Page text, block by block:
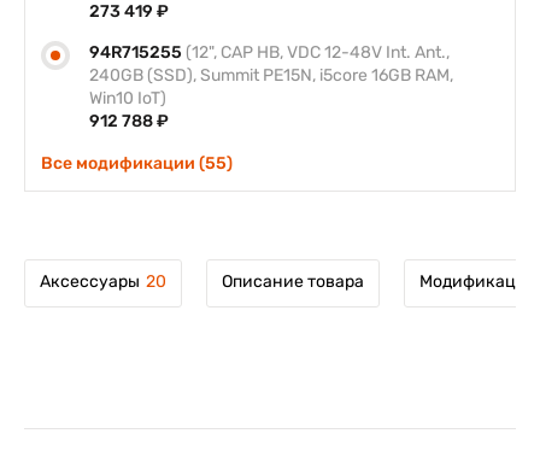
273 419 ₽
94R715255 (12", CAP HB, VDC 12-48V Int. Ant.,
240GB (SSD), Summit PE15N, i5core 16GB RAM,
Win10 IoT)
912 788 ₽
Все модификации (55)
Аксессуары 20 Описание товара Модификации